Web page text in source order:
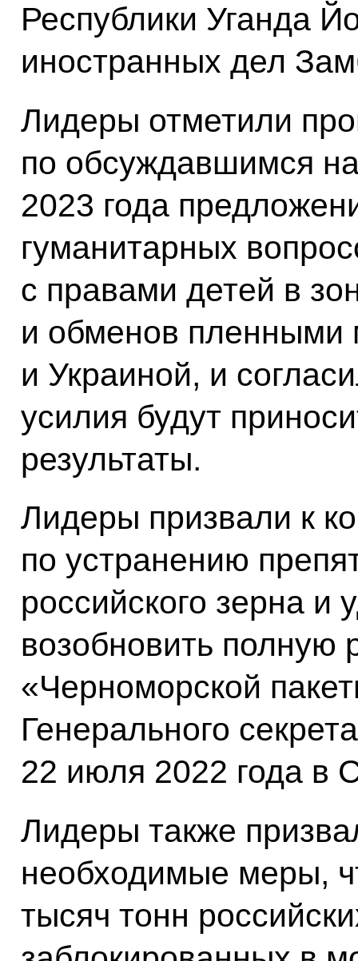
Республики Уганда
иностранных дел
Лидеры отметили
по обсуждавшимся
2023 года
гуманитарных
с правами детей в
и обменов пленными
и Украиной, и
усилия будут
результаты.
Лидеры призвали к
по устранению
российского зерна и
возобновить полную
«Черноморской
Генерального
22 июля 2022 года в
Лидеры также
необходимые меры,
тысяч тонн